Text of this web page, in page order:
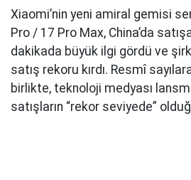
Xiaomi’nin yeni amiral gemisi
Pro / 17 Pro Max, China’da
dakikada büyük ilgi gördü ve
satış rekoru kırdı. Resmî
birlikte, teknoloji medyası
satışların “rekor seviyede”